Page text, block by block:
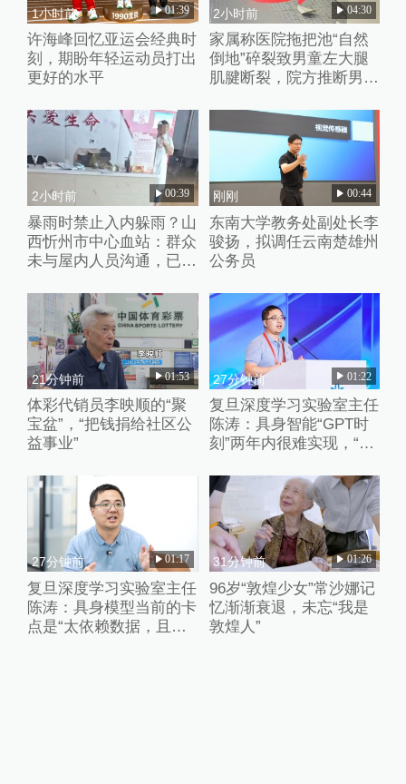
1小时前 01:39
许海峰回忆亚运会经典时
刻，期盼年轻运动员打出
更好的水平
2小时前 04:30
家属称医院拖把池“自然
倒地”碎裂致男童左大腿
肌腱断裂，院方推断男童
倒
2小时前 00:39
暴雨时禁止入内躲雨？山
西忻州市中心血站：群众
未与屋内人员沟通，已批
刚刚 00:44
东南大学教务处副处长李
骏扬，拟调任云南楚雄州
公务员
21分钟前 01:53
体彩代销员李映顺的“聚
宝盆”，“把钱捐给社区公
益事业”
27分钟前 01:22
复旦深度学习实验室主任
陈涛：具身智能“GPT时
刻”两年内很难实现，“卷
是外围的修修补补
27分钟前 01:17
复旦深度学习实验室主任
陈涛：具身模型当前的卡
点是“太依赖数据，且缺
31分钟前 01:26
96岁“敦煌少女”常沙娜记
忆渐渐衰退，未忘“我是
敦煌人”